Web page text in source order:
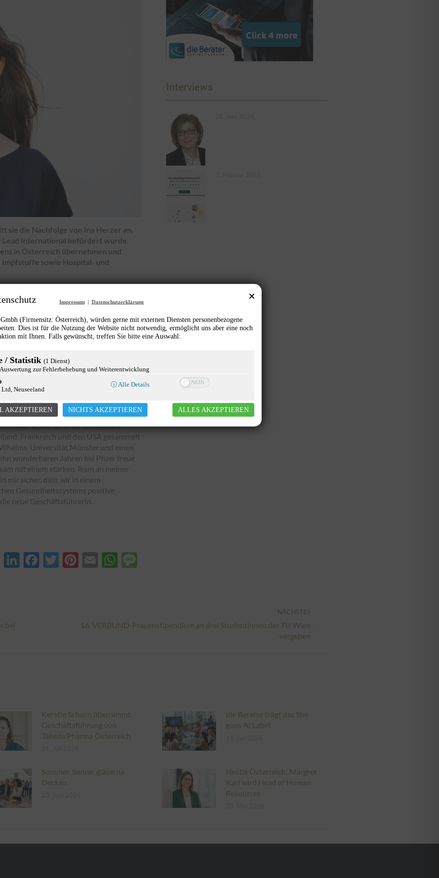
die Nachfolge von Ina Herzer an,
Lead International befördert wurde.
in Österreich übernehmen und
sowie Hospital- und
österreichischen Niederlassung sowie
verantworten. Dabei wird sie
Specialty konzentrieren, mit einem
wird sie eine Schlüsselrolle im
übernehmen und dessen
unterstreichen.
Manager Österreich tätig war. Sie
Industrie, die sie in verschiedenen
Frankreich und den USA gesammelt
Universität Münster und einen
wunderbaren Jahren bei Pfizer freue
mit einem starken Team an meiner
mir sicher, dass wir in einem
Gesundheitssystems positive
neue Geschäftsführerin.
Interviews
XINGLinkedIn
Facebook
Twitter
Pinterest
EmailWhatsApp
bei
NÄCHSTES
Nächster
16. VERBUND-Frauenstipendium an drei Studentinnen der TU Wien
vergeben
Kerstin Schorn übernimmt
Geschäftsführung von
Takeda Pharma Österreich
die Berater trägt das She
goes AI Label
Sommer, Sonne, gläserne
Decken
Nestlé Österreich: Margret
Karl wird Head of Human
Resources
Impressum | Datenschutzerklärung
(Firmensitz: Österreich), würden gerne mit externen Diensten personenbezogene
Dies ist für die Nutzung der Website nicht notwendig, ermöglicht uns aber eine noch
mit Ihnen. Falls gewünscht, treffen Sie bitte eine Auswahl:
/ Statistik (1 Dienst)
zur Fehlerbehebung und Weiterentwicklung
Neuseeland
ⓘ Alle Details
AKZEPTIEREN NICHTS AKZEPTIEREN ALLES AKZEPTIEREN